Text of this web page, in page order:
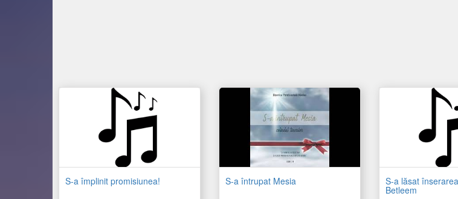
S-a împlinit promisiunea! S-a întrupat Mesia S-a lăsat
Betleem